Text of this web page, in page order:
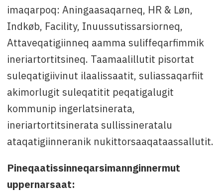
imaqarpoq: Aningaasaqarneq, HR & Løn,
Indkøb, Facility, Inuussutissarsiorneq,
Attaveqatigiinneq aamma suliffeqarfimmik
ineriartortitsineq. Taamaalillutit pisortat
suleqatigiivinut ilaalissaatit, suliassaqarfiit
akimorlugit suleqatitit peqatigalugit
kommunip ingerlatsinerata,
ineriartortitsinerata sullissineratalu
ataqatigiinneranik nukittorsaaqataassallutit.
Pineqaatissinneqarsimannginnermut
uppernarsaat: